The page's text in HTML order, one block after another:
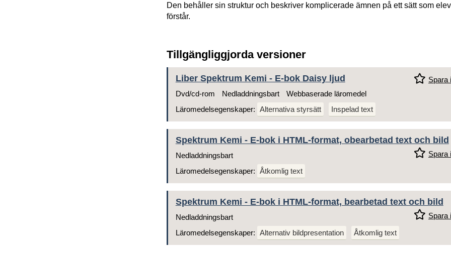
Den behåller sin struktur och beskriver komplicerade ämnen på ett sätt som
förstår.
Tillgängliggjorda versioner
Liber Spektrum Kemi - E-bok Daisy ljud
Spara
Dvd/cd-rom
Nedladdningsbart
Webbaserade läromedel
Läromedelsegenskaper: Alternativa styrsätt Inspelad text
Spektrum Kemi - E-bok i HTML-format, obearbetad text och bild
Spara
Nedladdningsbart
Läromedelsegenskaper: Åtkomlig text
Spektrum Kemi - E-bok i HTML-format, bearbetad text och bild
Spara
Nedladdningsbart
Läromedelsegenskaper: Alternativ bildpresentation Åtkomlig text